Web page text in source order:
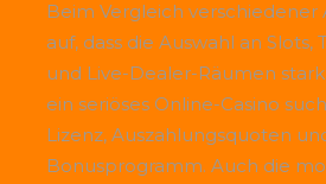
Beim Vergleich
auf, dass die Auswahl an Slots,
und Live-Dealer-Räumen
ein seriöses Online-Casino
Lizenz, Auszahlungsquoten
Bonusprogramm. Auch die